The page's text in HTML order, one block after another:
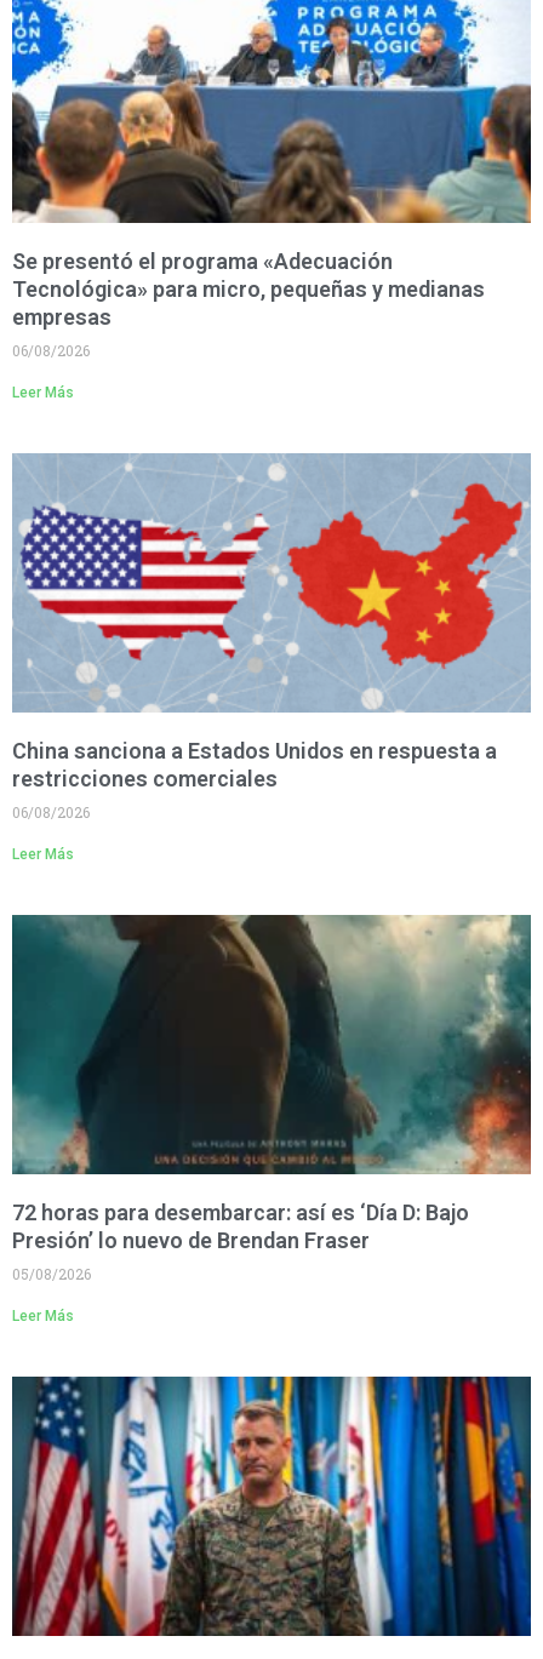
Se presentó el programa «Adecuación
Tecnológica» para micro, pequeñas y medianas
empresas
06/08/2026
Leer Más
China sanciona a Estados Unidos en respuesta a
restricciones comerciales
06/08/2026
Leer Más
72 horas para desembarcar: así es ‘Día D: Bajo
Presión’ lo nuevo de Brendan Fraser
05/08/2026
Leer Más